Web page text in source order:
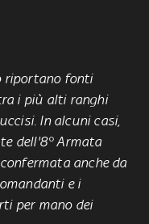
riportano fonti
i più alti ranghi
In alcuni casi,
dell'8° Armata
anche da
e i
per mano dei